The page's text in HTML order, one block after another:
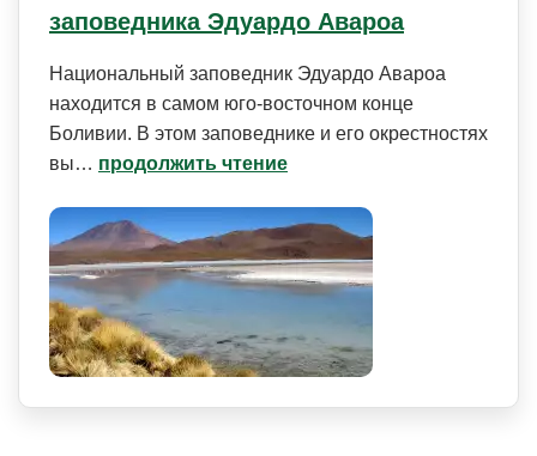
заповедника Эдуардо Авароа
Национальный заповедник Эдуардо Авароа
находится в самом юго-восточном конце
Боливии. В этом заповеднике и его окрестностях
вы… продолжить чтение